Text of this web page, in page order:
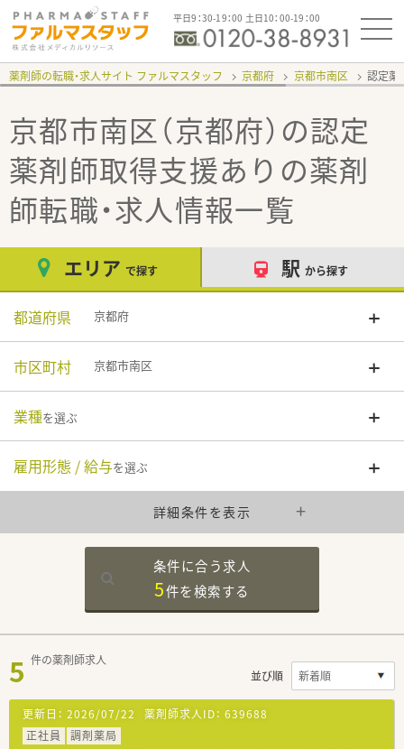
平日9：30-19：00 土日10：00-19：00
薬剤師の転職・求人サイト ファルマスタッフ 京都府 京都市南区 認定薬
京都市南区（京都府）の認定
薬剤師取得支援あり の薬剤
師転職・求人情報一覧
エリア で探す 駅 から探す
都道府県 京都府
市区町村 京都市南区
業種を選ぶ
雇用形態 / 給与を選ぶ
詳細条件を表示
条件に合う求人
5件を検索する
5 件の薬剤師求人
並び順
更新日： 2026/07/22 薬剤師求人ID： 639688
正社員
調剤薬局